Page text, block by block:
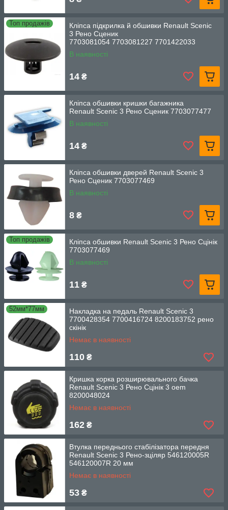
Топ продажів
Кліпса підкрилка й обшивки Renault Scenic
3 Рено Сценик
7703081054 7703081227 7701422033
В наявності
14 ₴
Кліпса обшивки кришки багажника
Renault Scenic 3 Рено Сценик 7703077477
В наявності
14 ₴
Кліпса обшивки дверей Renault Scenic 3
Рено Сценик 7703077469
В наявності
8 ₴
Топ продажів
Кліпса обшивки Renault Scenic 3 Рено Сцінік
7703077469
В наявності
11 ₴
52мм*77мм
Накладка на педаль Renault Scenic 3
7700428354 7700416724 8200183752 рено
скінік
Немає в наявності
110 ₴
Кришка корка розширювального бачка
Renault Scenic 3 Рено Сцінік 3 oem
8200048024
Немає в наявності
162 ₴
Втулка переднього стабілізатора передня
Renault Scenic 3 Рено-зціляр 546120005R
546120007R 20 мм
Немає в наявності
53 ₴